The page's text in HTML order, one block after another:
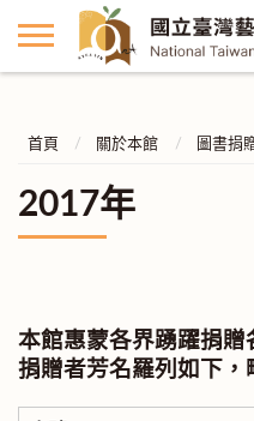
首頁 關於本館 圖書捐
2017年
本館惠蒙各界踴躍捐
捐贈者芳名羅列如下，